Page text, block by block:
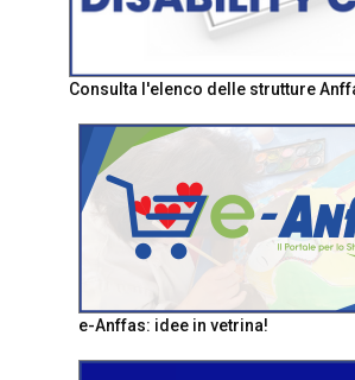
Consulta l'elenco delle strutture
e-Anffas: idee in vetrina!